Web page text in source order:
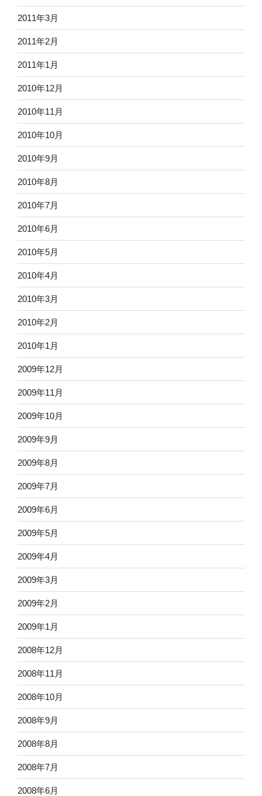
2011年3月
2011年2月
2011年1月
2010年12月
2010年11月
2010年10月
2010年9月
2010年8月
2010年7月
2010年6月
2010年5月
2010年4月
2010年3月
2010年2月
2010年1月
2009年12月
2009年11月
2009年10月
2009年9月
2009年8月
2009年7月
2009年6月
2009年5月
2009年4月
2009年3月
2009年2月
2009年1月
2008年12月
2008年11月
2008年10月
2008年9月
2008年8月
2008年7月
2008年6月